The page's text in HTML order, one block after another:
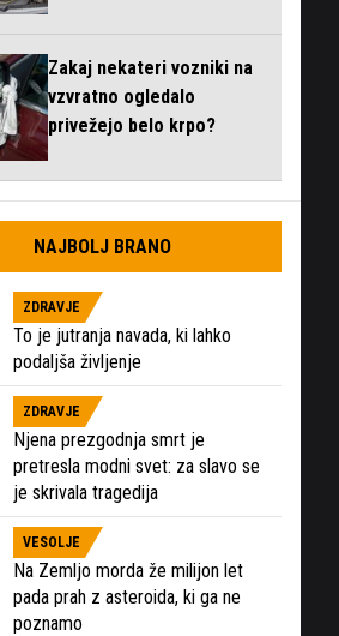
Zakaj nekateri vozniki na
vzvratno ogledalo
privežejo belo krpo?
NAJBOLJ BRANO
ZDRAVJE
To je jutranja navada, ki lahko
podaljša življenje
ZDRAVJE
Njena prezgodnja smrt je
pretresla modni svet: za slavo se
je skrivala tragedija
VESOLJE
Na Zemljo morda že milijon let
pada prah z asteroida, ki ga ne
poznamo